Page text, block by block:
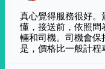
真心覺得服務很好。
懂，接送前，依照問
輛和司機。司機會保
是，價格比一般計程